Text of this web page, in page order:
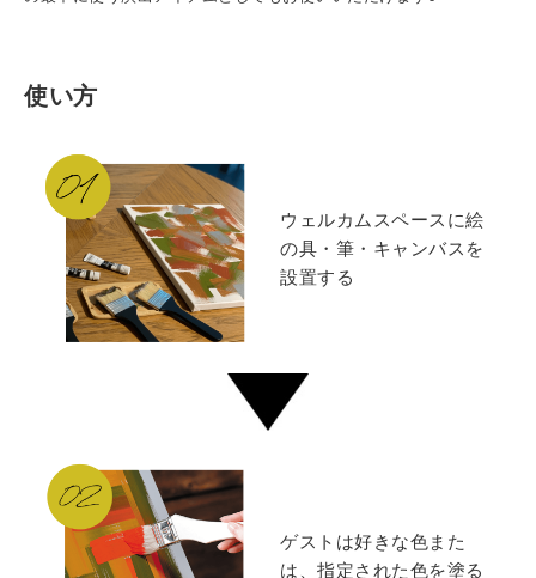
使い方
ウェルカムスペースに絵
の具・筆・キャンバスを
設置する
ゲストは好きな色また
は、指定された色を塗る